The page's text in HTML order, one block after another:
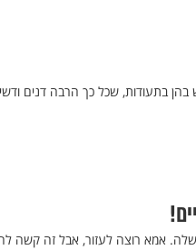
בתעודות, שכל כך הרבה דנים
אמא רוצה לעזור, אבל זה קשה